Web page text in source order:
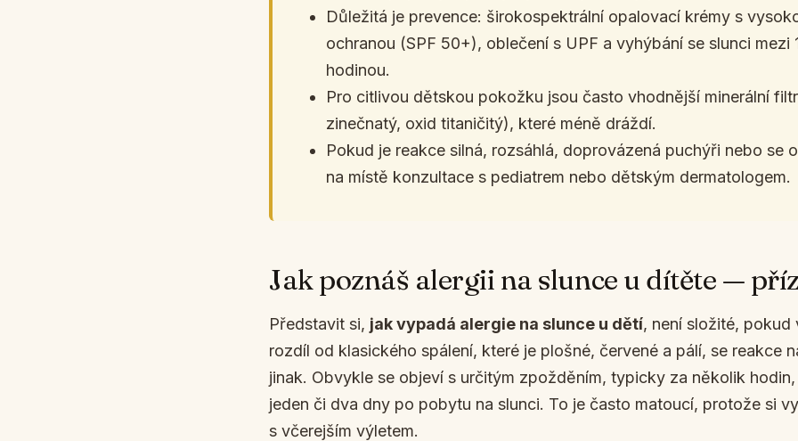
Důležitá je prevence: širokospektrální opalovací krémy s
ochranou (SPF 50+), oblečení s UPF a vyhýbání se slunci mezi
hodinou.
Pro citlivou dětskou pokožku jsou často vhodnější minerální
zinečnatý, oxid titaničitý), které méně dráždí.
Pokud je reakce silná, rozsáhlá, doprovázená puchýři nebo se
na místě konzultace s pediatrem nebo dětským dermatologem.
Jak poznáš alergii na slunce u dítěte —
Představit si, jak vypadá alergie na slunce u dětí, není složité, pokud
rozdíl od klasického spálení, které je plošné, červené a pálí, se reakce
jinak. Obvykle se objeví s určitým zpožděním, typicky za několik
jeden či dva dny po pobytu na slunci. To je často matoucí, protože si
s včerejším výletem.